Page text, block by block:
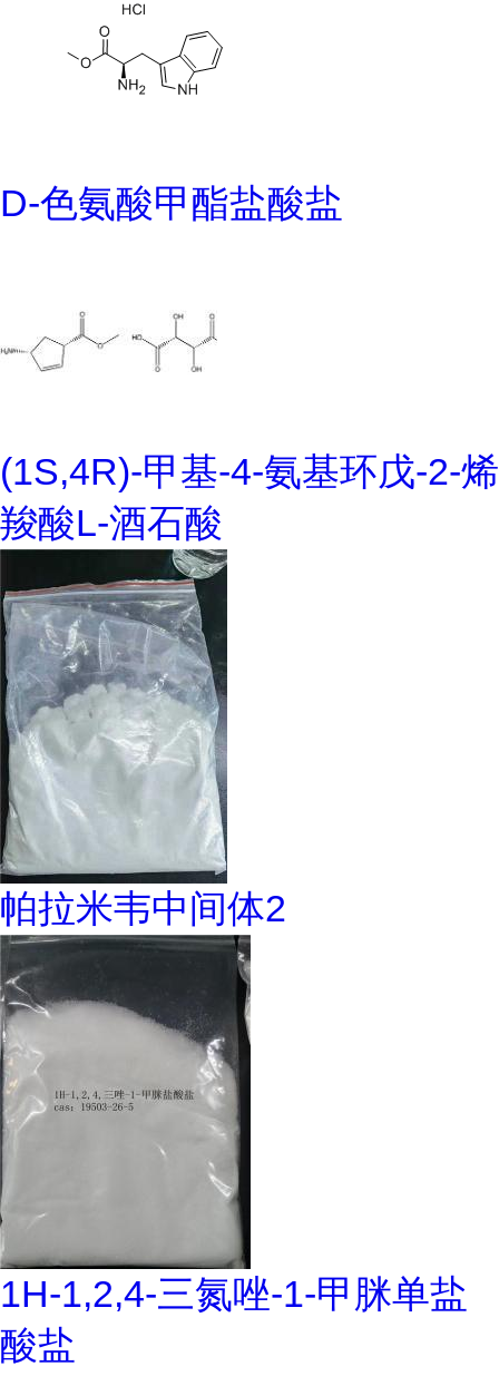
D-色氨酸甲酯盐酸盐
(1S,4R)-甲基-4-氨基环戊-2-烯
羧酸L-酒石酸
帕拉米韦中间体2
1H-1,2,4-三氮唑-1-甲脒单盐
酸盐